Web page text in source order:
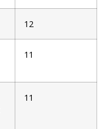
12
11
11